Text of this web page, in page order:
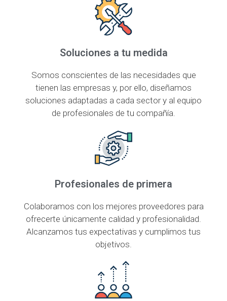
Soluciones a tu medida
Somos conscientes de las necesidades que
tienen las empresas y, por ello, diseñamos
soluciones adaptadas a cada sector y al equipo
de profesionales de tu compañía.
Profesionales de primera
Colaboramos con los mejores proveedores para
ofrecerte únicamente calidad y profesionalidad.
Alcanzamos tus expectativas y cumplimos tus
objetivos.